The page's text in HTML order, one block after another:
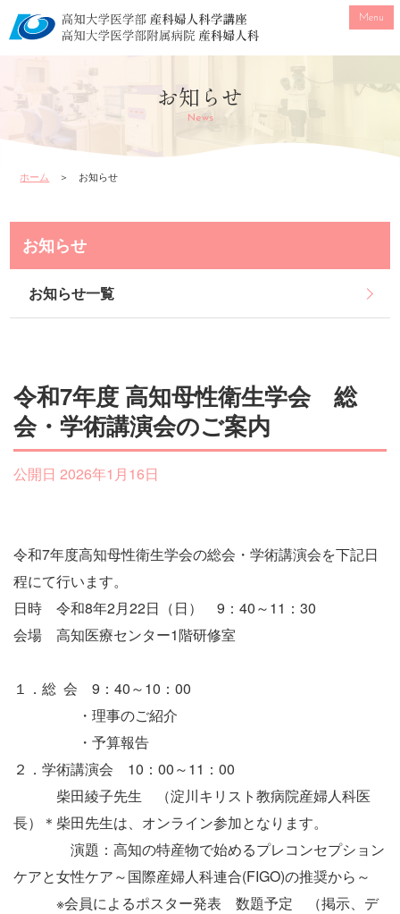
Menu
お知らせ
News
ホーム ＞ お知らせ
お知らせ
お知らせ一覧
令和7年度 高知母性衛生学会 総
会・学術講演会のご案内
公開日 2026年1月16日
令和7年度高知母性衛生学会の総会・学術講演会を下記日
程にて行います。
日時 令和8年2月22日（日） 9：40～11：30
会場 高知医療センター1階研修室
１．総 会 9：40～10：00
・理事のご紹介
・予算報告
２．学術講演会 10：00～11：00
柴田綾子先生 （淀川キリスト教病院産婦人科医
長）＊柴田先生は、オンライン参加となります。
演題：高知の特産物で始めるプレコンセプション
ケアと女性ケア～国際産婦人科連合(FIGO)の推奨から～
※会員によるポスター発表 数題予定 （掲示、デ